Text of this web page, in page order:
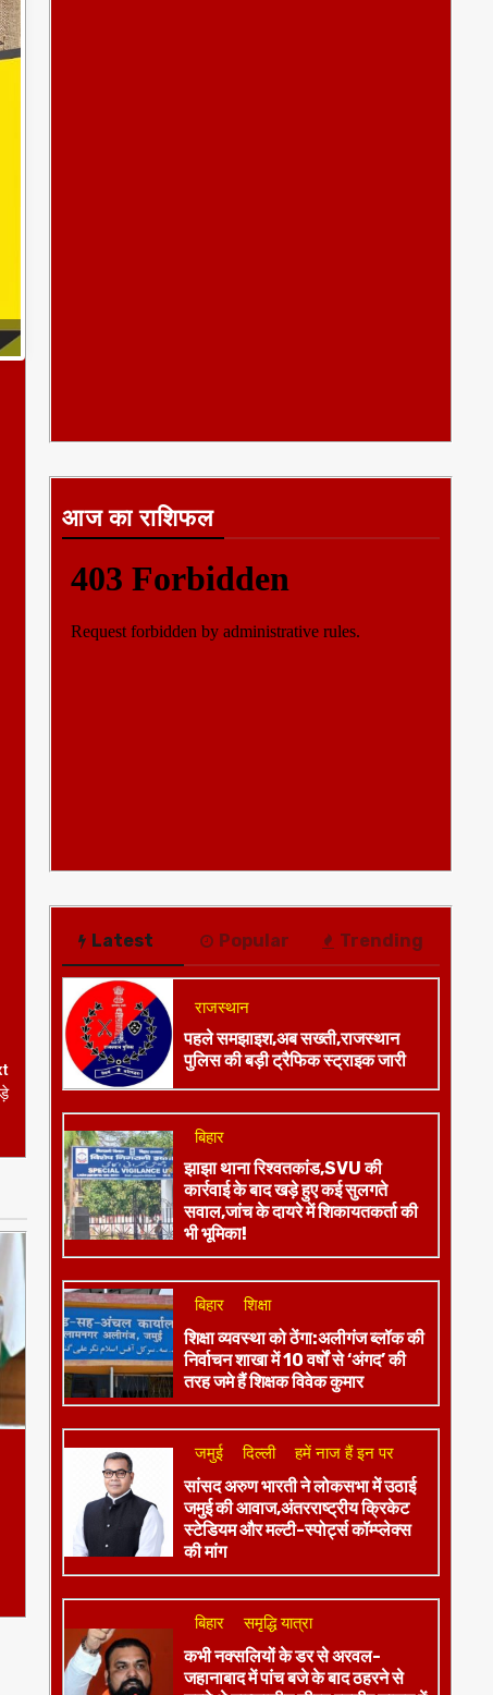
आज का राशिफल
Latest Popular Trending
राजस्थान
पहले समझाइश,अब सख्ती,राजस्थान
पुलिस की बड़ी ट्रैफिक स्ट्राइक जारी
बिहार
झाझा थाना रिश्वतकांड,SVU की
कार्रवाई के बाद खड़े हुए कई सुलगते
सवाल,जांच के दायरे में शिकायतकर्ता की
भी भूमिका!
बिहार शिक्षा
शिक्षा व्यवस्था को ठेंगा:अलीगंज ब्लॉक की
निर्वाचन शाखा में 10 वर्षों से ‘अंगद’ की
तरह जमे हैं शिक्षक विवेक कुमार
जमुई दिल्ली हमें नाज हैं इन पर
​सांसद अरुण भारती ने लोकसभा में उठाई
जमुई की आवाज,अंतरराष्ट्रीय क्रिकेट
स्टेडियम और मल्टी-स्पोर्ट्स कॉम्प्लेक्स
की मांग
बिहार समृद्धि यात्रा
कभी नक्सलियों के डर से अरवल-
जहानाबाद में पांच बजे के बाद ठहरने से